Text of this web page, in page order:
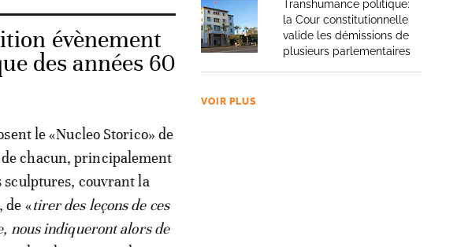
évènement
des années 60
le «Nucleo Storico» de
chacun, principalement
sculptures, couvrant la
de «tirer des leçons de ces
nous indiqueront alors de
Transhumance politique:
la Cour constitutionnelle
valide les démissions de
plusieurs parlementaires
VOIR PLUS